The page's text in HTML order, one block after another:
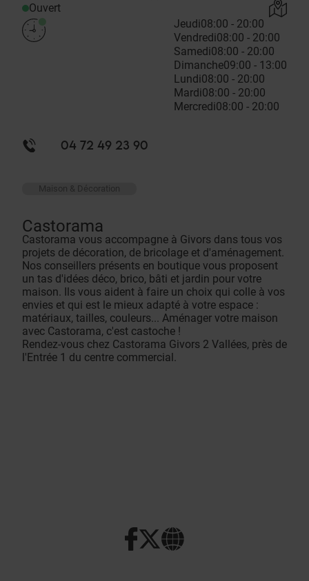
Ouvert
Jeudi08:00 - 20:00
Vendredi08:00 - 20:00
Samedi08:00 - 20:00
Dimanche09:00 - 13:00
Lundi08:00 - 20:00
Mardi08:00 - 20:00
Mercredi08:00 - 20:00
04 72 49 23 90
Maison & Décoration
Castorama
Castorama vous accompagne à Givors dans tous vos
projets de décoration, de bricolage et d'aménagement.
Nos conseillers présents en boutique vous proposent
un tas d'idées déco, brico, bâti et jardin pour votre
maison. Ils vous aident à faire un choix qui colle à vos
envies et qui est le mieux adapté à votre espace :
matériaux, tailles, couleurs... Aménager votre maison
avec Castorama, c'est castoche !
Rendez-vous chez Castorama Givors 2 Vallées, près de
l'Entrée 1 du centre commercial.